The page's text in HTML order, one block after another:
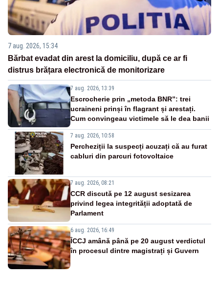
7 aug. 2026, 15:34
Bărbat evadat din arest la domiciliu, după ce ar fi
distrus brățara electronică de monitorizare
7 aug. 2026, 13:39
Escrocherie prin „metoda BNR”: trei
ucraineni prinși în flagrant și arestați.
Cum convingeau victimele să le dea banii
7 aug. 2026, 10:58
Percheziții la suspecți acuzați că au furat
cabluri din parcuri fotovoltaice
7 aug. 2026, 08:21
CCR discută pe 12 august sesizarea
privind legea integrității adoptată de
Parlament
6 aug. 2026, 16:49
ÎCCJ amână până pe 20 august verdictul
în procesul dintre magistrați și Guvern